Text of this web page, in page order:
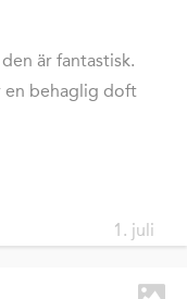
är fantastisk.
en behaglig doft
1. juli